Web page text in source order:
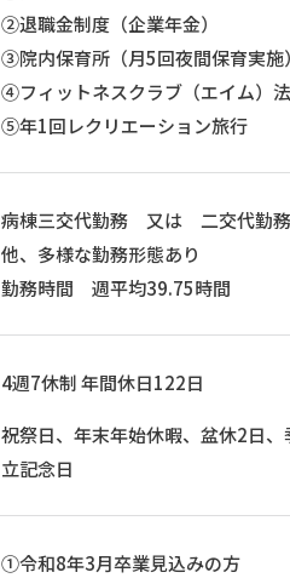
②退職金制度（企業年金）
③院内保育所（月5回夜間保育実施）
④フィットネスクラブ（エイム）
⑤年1回レクリエーション旅行
病棟三交代勤務 又は 二交代勤
他、多様な勤務形態あり
勤務時間 週平均39.75時間
4週7休制 年間休日122日
祝祭日、年末年始休暇、盆休2日
立記念日
①令和8年3月卒業見込みの方